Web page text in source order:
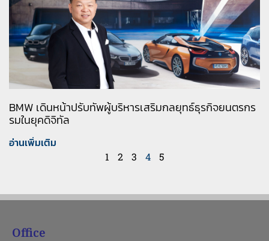
BMW เดินหน้าปรับทัพผู้บริหารเสริมกลยุทธ์ธุรกิจยนตรกร
รมในยุคดิจิทัล
อ่านเพิ่มเติม
1 2 3 4 5
Office